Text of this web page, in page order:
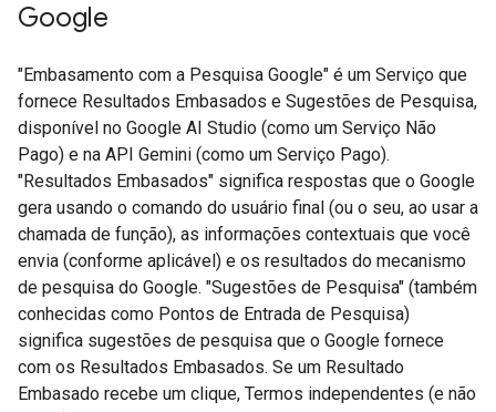
Google​​
"Embasamento com a Pesquisa Google" é um Serviço que
fornece Resultados Embasados e Sugestões de Pesquisa,
disponível no Google AI Studio (como um Serviço Não
Pago) e na API Gemini (como um Serviço Pago).
"Resultados Embasados" significa respostas que o Google
gera usando o comando do usuário final (ou o seu, ao usar a
chamada de função), as informações contextuais que você
envia (conforme aplicável) e os resultados do mecanismo
de pesquisa do Google. "Sugestões de Pesquisa" (também
conhecidas como Pontos de Entrada de Pesquisa)
significa sugestões de pesquisa que o Google fornece
com os Resultados Embasados. Se um Resultado
Embasado recebe um clique, Termos independentes (e não